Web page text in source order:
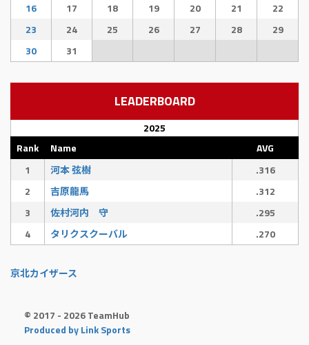
16
17 18 19 20 21
22
23
24 25 26 27 28
29
30
31
LEADERBOARD
2025
Rank
Name
AVG
1
河本 弦樹
.316
2
吉原龍馬
.312
3
佐村河内 守
.295
4
タリクスクーバル .270
京北カイザース
© 2017 - 2026 TeamHub
Produced by Link Sports